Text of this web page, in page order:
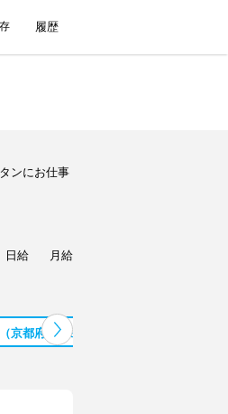
履歴
ンにお仕事
日給 月給
京都府） 保育補助 バイト